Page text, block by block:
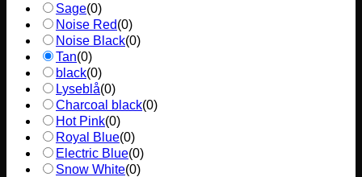
Sage(0)
Noise Red(0)
Noise Black(0)
Tan(0)
black(0)
Lyseblå(0)
Charcoal black(0)
Hot Pink(0)
Royal Blue(0)
Electric Blue(0)
Snow White(0)